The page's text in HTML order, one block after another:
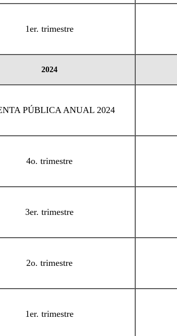
1er. trimestre
2024
PÚBLICA ANUAL 2024
4o. trimestre
3er. trimestre
2o. trimestre
1er. trimestre